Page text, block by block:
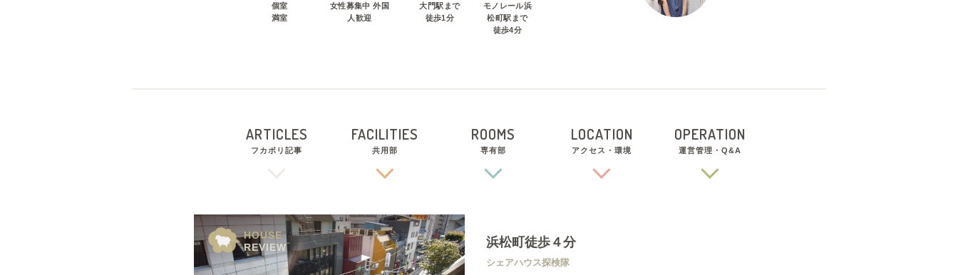
個室
満室
女性募集中 外国
人歓迎
大門駅 まで
徒歩1分
モノレール浜
松町駅 まで
徒歩4分
ARTICLES
フカボリ記事
FACILITIES
共用部
ROOMS
専有部
LOCATION
アクセス・環境
OPERATION
運営管理・Q&A
HOUSE
REVIEW
浜松町徒歩４分
シェアハウス探検隊